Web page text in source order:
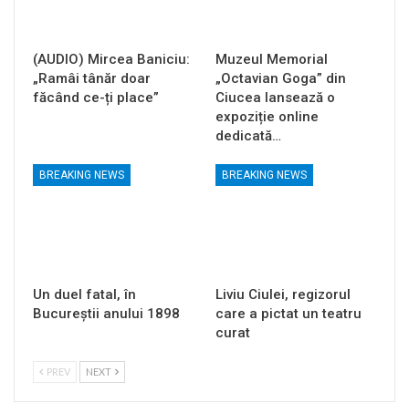
(AUDIO) Mircea Baniciu:
„Ramâi tânăr doar
făcând ce-ți place”
Muzeul Memorial
„Octavian Goga” din
Ciucea lansează o
expoziție online
dedicată…
BREAKING NEWS
Un duel fatal, în
Bucureştii anului 1898
BREAKING NEWS
Liviu Ciulei, regizorul
care a pictat un teatru
curat
PREV NEXT